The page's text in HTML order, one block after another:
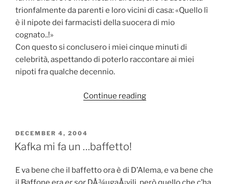
trionfalmente da parenti e loro vicini di casa: «Quello lì
è il nipote dei farmacisti della suocera di mio
cognato..!»
Con questo si conclusero i miei cinque minuti di
celebrità, aspettando di poterlo raccontare ai miei
nipoti fra qualche decennio.
Continue reading“Cerimoniali
POSTED
ON
DECEMBER 4, 2004
Kafka mi fa un …baffetto!
E va bene che il baffetto ora è di D’Alema, e va bene che